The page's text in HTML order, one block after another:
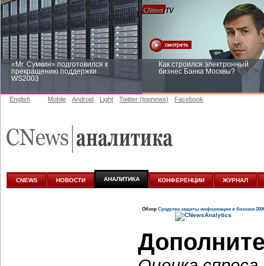
«Mr. Сумкин» подготовился к
прекращению поддержки
WS2003
Как строился электронный
бизнес Банка Москвы?
аналитике
English Mobile Android Light Twitter (topnews) Facebook
CNEWS НОВОСТИ АНАЛИТИКА КОНФЕРЕНЦИИ ЖУРНАЛ
Обзор Средства защиты информации и бизнеса